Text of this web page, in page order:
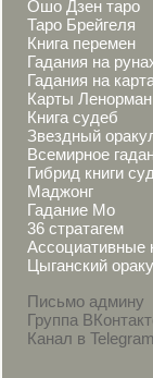
Ошо Дзен таро
Таро Брейгеля
Книга перемен
Гадания на
Гадания на
Карты Ленорман
Книга судеб
Звездный
Всемирное
Гибрид книги
Маджонг
Гадание Мо
36 стратагем
Ассоциативные
Цыганский
Письмо админу
Группа
Канал в Telegram